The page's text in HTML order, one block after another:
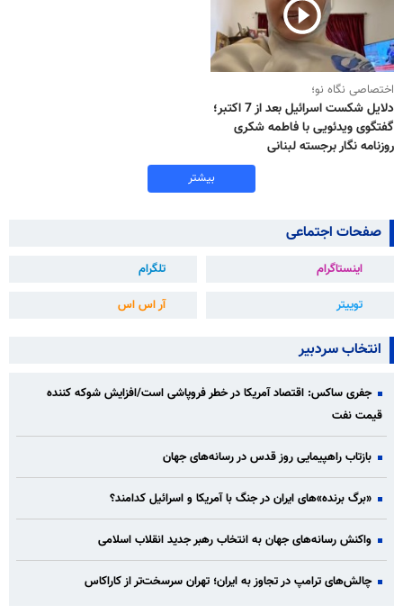
اختصاصی نگاه نو؛
دلایل شکست اسرائیل بعد از 7 اکتبر؛
گفتگوی ویدئویی با فاطمه شکری
روزنامه نگار برجسته لبنانی
بیشتر
صفحات اجتماعی
اینستاگرام
تلگرام
توییتر
آر اس اس
انتخاب سردبیر
جفری ساکس: اقتصاد آمریکا در خطر فروپاشی است/افزایش شوکه کننده
قیمت نفت
بازتاب راهپیمایی روز قدس در رسانه‌های جهان
«برگ برنده»‌های ایران در جنگ با آمریکا و اسرائیل کدامند؟
واکنش رسانه‌های جهان به انتخاب رهبر جدید انقلاب اسلامی
چالش‌های ترامپ در تجاوز به ایران؛ تهران سرسخت‌تر از کاراکاس